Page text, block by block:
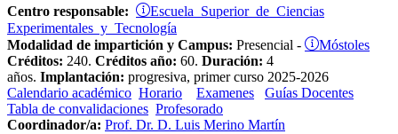
Centro responsable:
Escuela Superior de Ciencias
Experimentales y Tecnología
Modalidad de impartición y Campus: Presencial - Móstoles
Créditos: 240. Créditos año: 60. Duración: 4
años. Implantación: progresiva, primer curso 2025-2026
Calendario académico Horario Examenes
Guías Docentes
Tabla de convalidaciones Profesorado
Coordinador/a: Prof. Dr. D. Luis Merino Martín